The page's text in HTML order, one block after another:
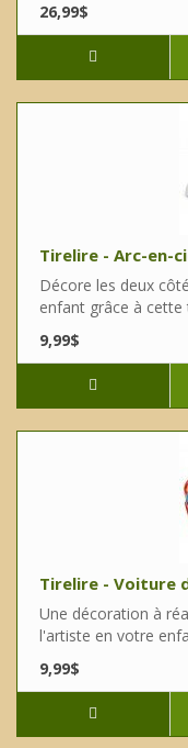
26,99$
Tirelire - Arc-en-
Décore les deux
enfant grâce à cette
9,99$
Tirelire - Voiture
Une décoration à
l'artiste en votre
9,99$